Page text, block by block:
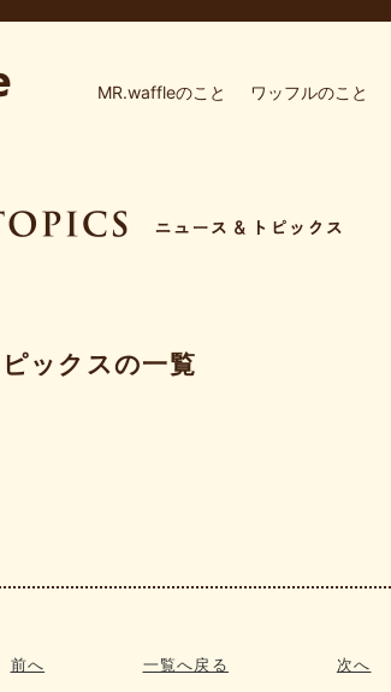
MR.waffleのこと ワッフルのこと
ックスの一覧
前へ 一覧へ戻る 次へ